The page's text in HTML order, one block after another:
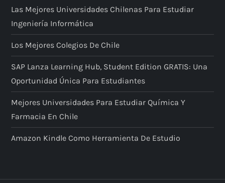
Las Mejores Universidades Chilenas Para Estudiar
Ingeniería Informática
Los Mejores Colegios De Chile
SAP Lanza Learning Hub, Student Edition GRATIS: Una
Oportunidad Única Para Estudiantes
Mejores Universidades Para Estudiar Química Y
Farmacia En Chile
Amazon Kindle Como Herramienta De Estudio